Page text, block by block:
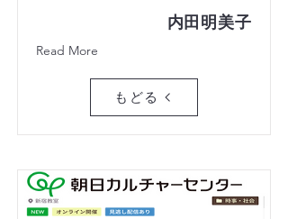
内田明美子
Read More
もどる